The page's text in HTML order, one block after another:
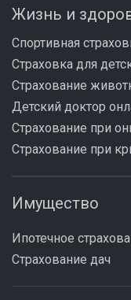
Жизнь и
Спортивная
Страховка для
Страхование
Детский доктор
Страхование при
Страхование при
Имущество
Ипотечное
Страхование дач